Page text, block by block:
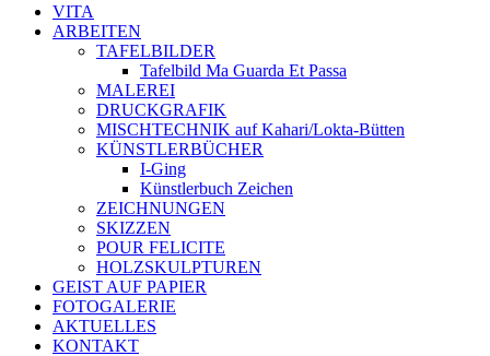
VITA
ARBEITEN
TAFELBILDER
Tafelbild Ma Guarda Et Passa
MALEREI
DRUCKGRAFIK
MISCHTECHNIK auf Kahari/Lokta-Bütten
KÜNSTLERBÜCHER
I-Ging
Künstlerbuch Zeichen
ZEICHNUNGEN
SKIZZEN
POUR FELICITE
HOLZSKULPTUREN
GEIST AUF PAPIER
FOTOGALERIE
AKTUELLES
KONTAKT